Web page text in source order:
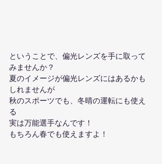
ということで、偏光レンズを手に取って
みませんか？
夏のイメージが偏光レンズにはあるかも
しれませんが
秋のスポーツでも、冬晴の運転にも使え
る
実は万能選手なんです！
もちろん春でも使えますよ！